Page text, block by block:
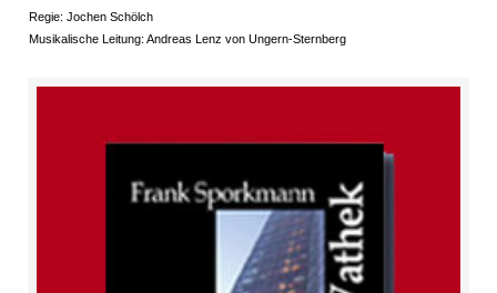
Regie: Jochen Schölch
Musikalische Leitung: Andreas Lenz von Ungern-Sternberg